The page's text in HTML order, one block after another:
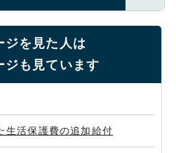
ジを見た人は
ジも見ています
生活保護費の追加給付